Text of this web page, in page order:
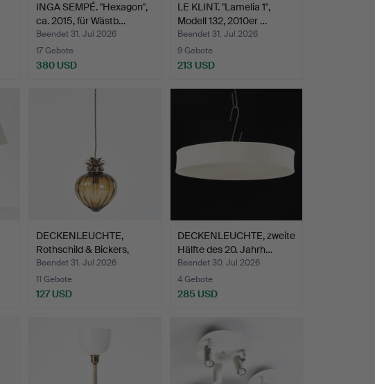
INGA SEMPÉ. "Hexagon",
ca. 2015, für Wästb…
Beendet 31. Jul 2026
17 Gebote
380 USD
LE KLINT. "Lamelia 1",
Modell 132, 2010er …
Beendet 31. Jul 2026
9 Gebote
213 USD
DECKENLEUCHTE,
Rothschild & Bickers,
"Flor…
Beendet 31. Jul 2026
11 Gebote
127 USD
DECKENLEUCHTE, zweite
Hälfte des 20. Jahrh…
Beendet 30. Jul 2026
4 Gebote
285 USD